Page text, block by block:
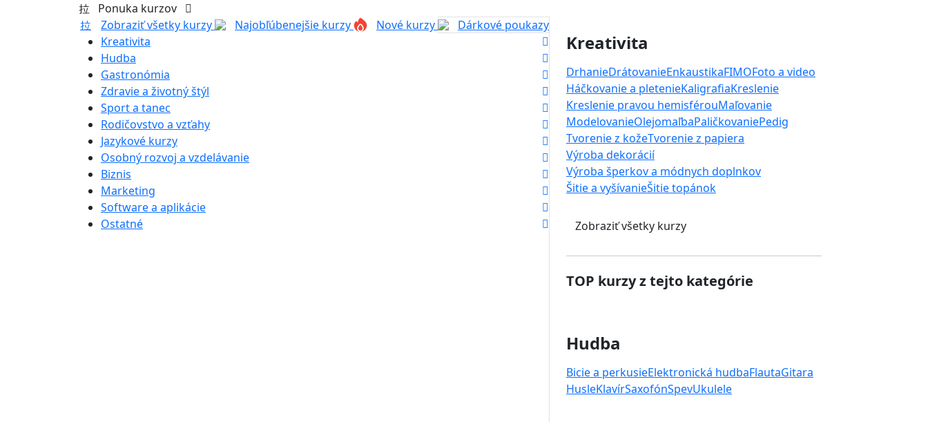
Ponuka kurzov
Zobraziť všetky kurzy
Najobľúbenejšie kurzy Nové kurzy
Dárkové poukazy
Kreativita
Hudba
Gastronómia
Zdravie a životný štýl
Sport a tanec
Rodičovstvo a vzťahy
Jazykové kurzy
Osobný rozvoj a vzdelávanie
Biznis
Marketing
Software a aplikácie
Ostatné
Kreativita
DrhanieDrátovanieEnkaustikaFIMOFoto a video
Háčkovanie a pletenieKaligrafiaKreslenie
Kreslenie pravou hemisférouMaľovanie
ModelovanieOlejomaľbaPaličkovaniePedig
Tvorenie z kožeTvorenie z papiera
Výroba dekorácií
Výroba šperkov a módnych doplnkov
Šitie a vyšívanieŠitie topánok
Zobraziť všetky kurzy
TOP kurzy z tejto kategórie
Hudba
Bicie a perkusieElektronická hudbaFlautaGitara
HusleKlavírSaxofónSpevUkulele